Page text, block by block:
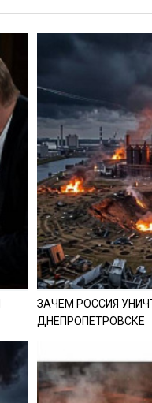
ЗАЧЕМ РОССИЯ
ДНЕПРОПЕТРОВСКЕ